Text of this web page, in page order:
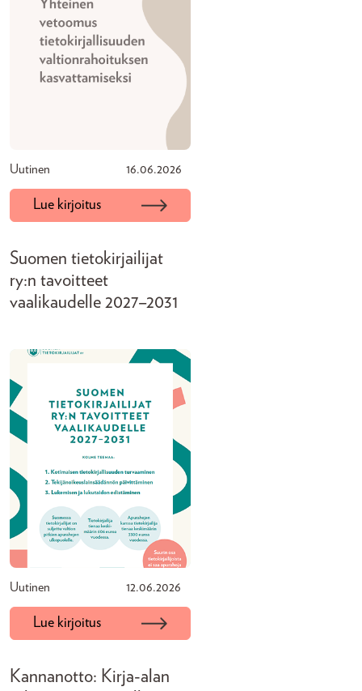
Uutinen 16.06.2026
Lue kirjoitus
Suomen tietokirjailijat
ry:n tavoitteet
vaalikaudelle 2027–2031
Uutinen 12.06.2026
Lue kirjoitus
Kannanotto: Kirja-alan